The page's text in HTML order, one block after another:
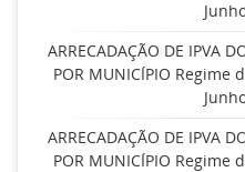
ARRECADAÇÃO DE IPVA
POR MUNICÍPIO Regime
ARRECADAÇÃO DE IPVA
POR MUNICÍPIO Regime